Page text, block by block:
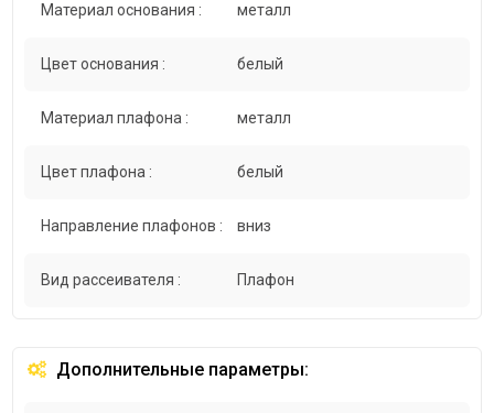
Материал основания : металл
Цвет основания : белый
Материал плафона : металл
Цвет плафона : белый
Направление плафонов : вниз
Вид рассеивателя : Плафон
Дополнительные параметры: